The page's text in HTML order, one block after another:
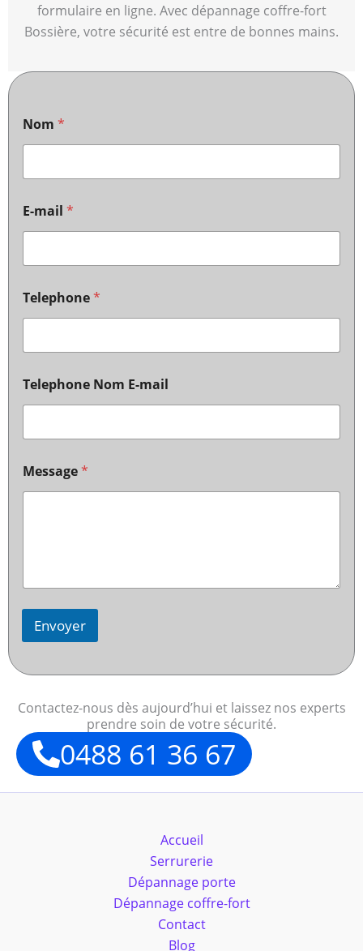
formulaire en ligne. Avec dépannage coffre-fort
Bossière, votre sécurité est entre de bonnes mains.
Nom *
E-mail *
Telephone*
Telephone Nom E-mail
Message*
Envoyer
Contactez-nous dès aujourd’hui et laissez nos experts
prendre soin de votre sécurité.
0488 61 36 67
Accueil
Serrurerie
Dépannage porte
Dépannage coffre-fort
Contact
Blog